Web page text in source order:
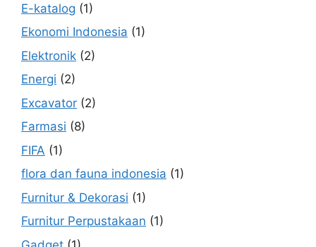
E-katalog (1)
Ekonomi Indonesia (1)
Elektronik (2)
Energi (2)
Excavator (2)
Farmasi (8)
FIFA (1)
flora dan fauna indonesia (1)
Furnitur & Dekorasi (1)
Furnitur Perpustakaan (1)